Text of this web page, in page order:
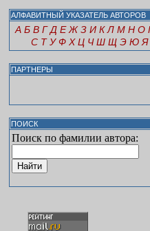
АЛФАВИТНЫЙ УКАЗАТЕЛЬ АВТОРОВ
А Б В Г Д Е Ж З И К Л М Н О
С Т У Ф Х Ц Ч Ш Щ Э Ю Я
ПАРТНЕРЫ
ПОИСК
Поиск по фамилии автора: